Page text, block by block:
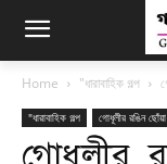
Home "ধারাবাহিক গল্প
"ধারাবাহিক গল্প গোধূলীর রঙিন ছোঁয়া